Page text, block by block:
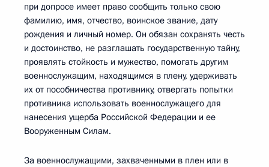
при допросе имеет право сообщить только свою
фамилию, имя, отчество, воинское звание, дату
рождения и личный номер. Он обязан сохранять честь
и достоинство, не разглашать государственную тайну,
проявлять стойкость и мужество, помогать другим
военнослужащим, находящимся в плену, удерживать
их от пособничества противнику, отвергать попытки
противника использовать военнослужащего для
нанесения ущерба Российской Федерации и ее
Вооруженным Силам.
За военнослужащими, захваченными в плен или в